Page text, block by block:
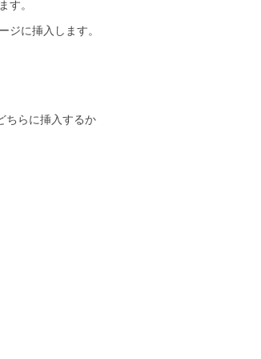
す。
ジに挿入します。
ちらに挿入するか